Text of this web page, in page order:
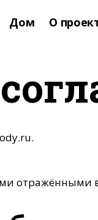
Дом О
отражёнными